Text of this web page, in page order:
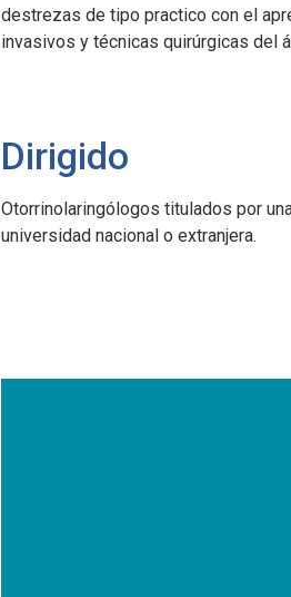
destrezas de tipo practico con el
invasivos y técnicas quirúrgicas del
Dirigido
Otorrinolaringólogos titulados por
universidad nacional o extranjera.